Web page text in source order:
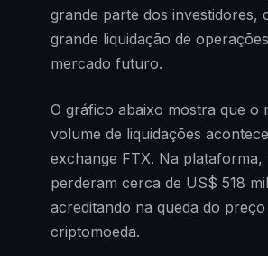
grande parte dos investidores,
grande liquidação de
mercado futuro.
O gráfico abaixo mostra que o
volume de liquidações
exchange FTX. Na plataforma,
perderam cerca de US$ 518
acreditando na queda do preço
criptomoeda.